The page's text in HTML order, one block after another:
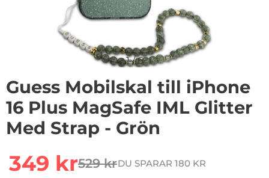
1/6
Guess Mobilskal till iPhone
16 Plus MagSafe IML Glitter
Med Strap - Grön
rea pris
349 krtidigare pris
529 krDU SPARAR 180 KR